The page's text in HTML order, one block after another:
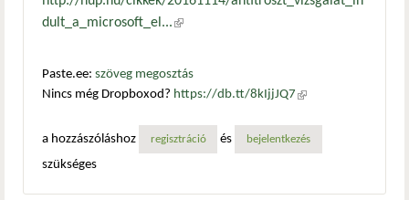
dult_a_microsoft_el...(külső hivatkozás)
Paste.ee: szöveg megosztás
Nincs még Dropboxod? https://db.tt/8kIjjJQ7 (külső
a hozzászóláshoz
regisztráció és bejelentkezés
szükséges